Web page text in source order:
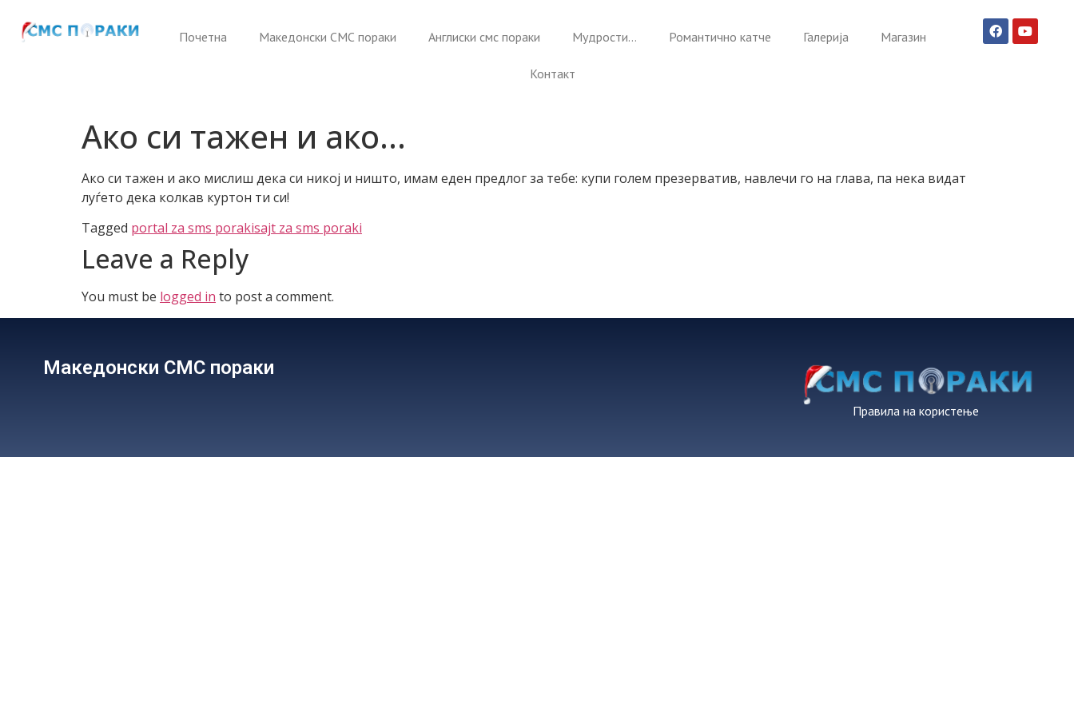
Почетна Македонски СМС пораки Англиски смс пораки Мудрости… Романтично катче Галерија Магазин
Контакт
Ако си тажен и ако…
Ако си тажен и ако мислиш дека си никој и ништо, имам еден предлог за тебе: купи голем презерватив, навлечи го на глава, па нека видат
луѓето дека колкав куртон ти си!
Tagged portal za sms porakisajt za sms poraki
Leave a Reply
You must be logged in to post a comment.
Македонски СМС пораки
Правила на користење